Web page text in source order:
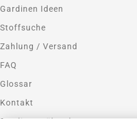
Gardinen Ideen
Stoffsuche
Zahlung / Versand
FAQ
Glossar
Kontakt